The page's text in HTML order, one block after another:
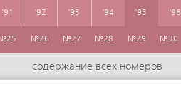
'91 '92 '93 '94 '95
№26 №27 №28 №29 №30
'96
содержание всех номеров